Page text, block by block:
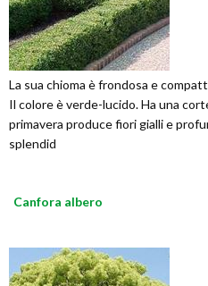
La sua chioma è frondosa e
Il colore è verde-lucido. Ha una
primavera produce fiori gialli e
splendid
Canfora albero